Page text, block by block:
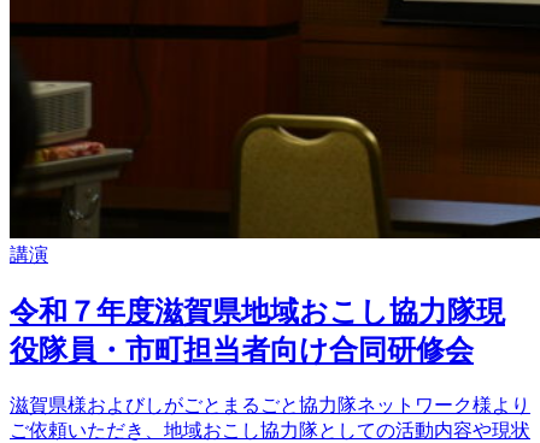
講演
令和７年度滋賀県地域おこし協力隊現
役隊員・市町担当者向け合同研修会
滋賀県様およびしがごとまるごと協力隊ネットワーク様より
ご依頼いただき、地域おこし協力隊としての活動内容や現状